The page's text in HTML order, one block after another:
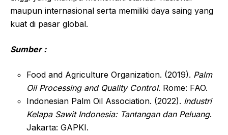
maupun internasional serta memiliki daya saing yang
kuat di pasar global.
Sumber :
Food and Agriculture Organization. (2019). Palm
Oil Processing and Quality Control. Rome: FAO.
Indonesian Palm Oil Association. (2022). Industri
Kelapa Sawit Indonesia: Tantangan dan Peluang.
Jakarta: GAPKI.